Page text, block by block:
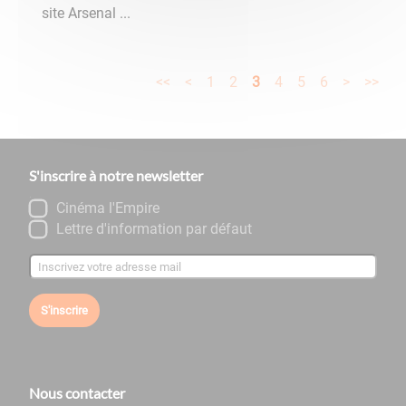
site Arsenal ...
<< < 1 2 3 4 5 6 > >>
S'inscrire à notre newsletter
Cinéma l'Empire
Lettre d'information par défaut
S'inscrire
Nous contacter